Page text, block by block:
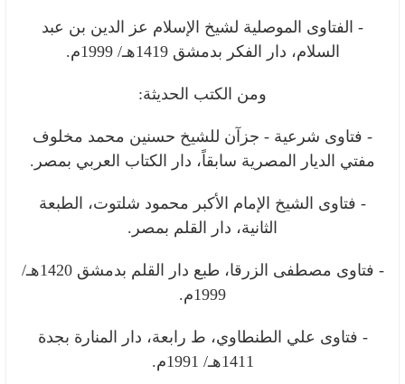
- الفتاوى الموصلية لشيخ الإسلام عز الدين بن عبد
السلام، دار الفكر بدمشق 1419هـ/ 1999م.
ومن الكتب الحديثة:
- فتاوى شرعية - جزآن للشيخ حسنين محمد مخلوف
مفتي الديار المصرية سابقاً، دار الكتاب العربي بمصر.
- فتاوى الشيخ الإمام الأكبر محمود شلتوت، الطبعة
الثانية، دار القلم بمصر.
- فتاوى مصطفى الزرقا، طبع دار القلم بدمشق 1420هـ/
1999م.
- فتاوى علي الطنطاوي، ط رابعة، دار المنارة بجدة
1411هـ/ 1991م.